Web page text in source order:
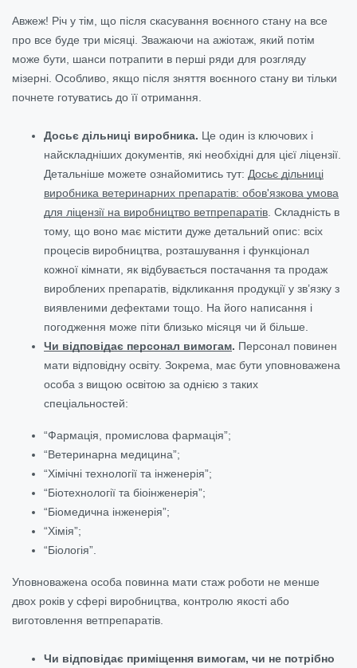
Авжеж! Річ у тім, що після скасування воєнного стану на все
про все буде три місяці. Зважаючи на ажіотаж, який потім
може бути, шанси потрапити в перші ряди для розгляду
мізерні. Особливо, якщо після зняття воєнного стану ви тільки
почнете готуватись до її отримання.
Досьє дільниці виробника. Це один із ключових і
найскладніших документів, які необхідні для цієї ліцензії.
Детальніше можете ознайомитись тут: Досьє дільниці
виробника ветеринарних препаратів: обов'язкова умова
для ліцензії на виробництво ветпрепаратів . Складність в
тому, що воно має містити дуже детальний опис: всіх
процесів виробництва, розташування і функціонал
кожної кімнати, як відбувається постачання та продаж
вироблених препаратів, відкликання продукції у зв’язку з
виявленими дефектами тощо. На його написання і
погодження може піти близько місяця чи й більше.
Чи відповідає персонал вимогам. Персонал повинен
мати відповідну освіту. Зокрема, має бути уповноважена
особа з вищою освітою за однією з таких
спеціальностей:
“Фармація, промислова фармація”;
“Ветеринарна медицина”;
“Хімічні технології та інженерія”;
“Біотехнології та біоінженерія”;
“Біомедична інженерія”;
“Хімія”;
“Біологія”.
Уповноважена особа повинна мати стаж роботи не менше
двох років у сфері виробництва, контролю якості або
виготовлення ветпрепаратів.
Чи відповідає приміщення вимогам, чи не потрібно